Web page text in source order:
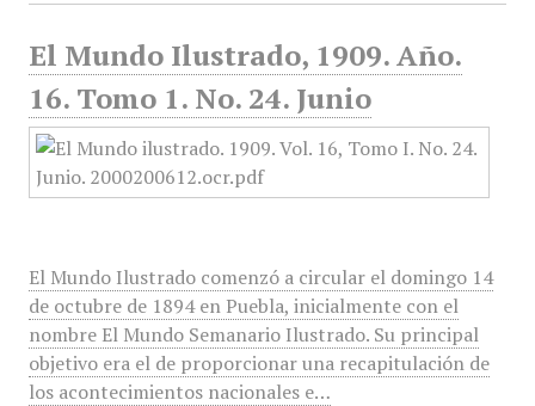
El Mundo Ilustrado, 1909. Año.
16. Tomo 1. No. 24. Junio
El Mundo Ilustrado comenzó a circular el domingo 14
de octubre de 1894 en Puebla, inicialmente con el
nombre El Mundo Semanario Ilustrado. Su principal
objetivo era el de proporcionar una recapitulación de
los acontecimientos nacionales e…